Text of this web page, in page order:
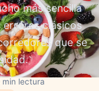
más sencilla
errores clásicos
que se
min lectura